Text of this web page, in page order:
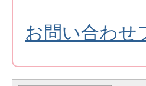
お問い合わせ